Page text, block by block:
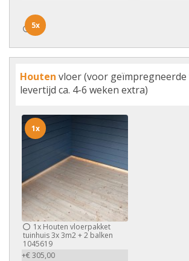
5x
5x
Houten vloer (voor
levertijd ca. 4-6 weken extra)
1x Houten vloerpakket
tuinhuis 3x 3m2 + 2 balken
1045619
+€ 305,00
1x